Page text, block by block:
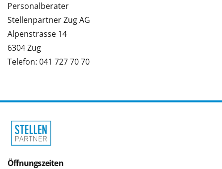
Personalberater
Stellenpartner Zug AG
Alpenstrasse 14
6304 Zug
Telefon: 041 727 70 70
Öffnungszeiten